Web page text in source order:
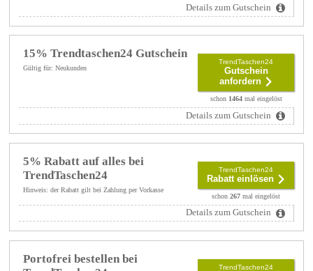
Details zum Gutschein
15% Trendtaschen24 Gutschein
Gültig für: Neukunden
TrendTaschen24
Gutschein
anfordern
schon 1464mal eingelöst
Details zum Gutschein
5% Rabatt auf alles bei
TrendTaschen24
Hinweis: der Rabatt gilt bei Zahlung per Vorkasse
TrendTaschen24
Rabatt einlösen
schon267 mal eingelöst
Details zum Gutschein
Portofrei bestellen bei
TrendTaschen24